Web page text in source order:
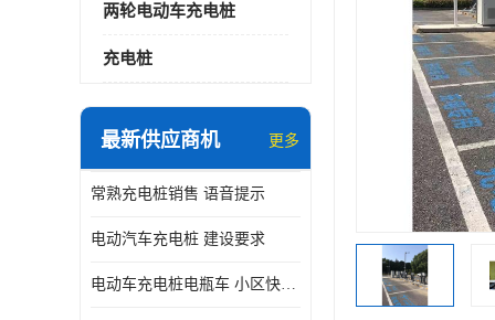
两轮电动车充电桩
充电桩
最新供应商机 更多
常熟充电桩销售 语音提示
电动汽车充电桩 建设要求
电动车充电桩电瓶车 小区快速电动自行车充电站